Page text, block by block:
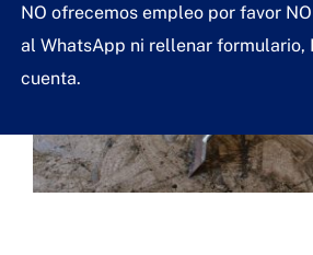
Presupuesto
Contratación personal de obra
NO ofrecemos empleo por favor
al WhatsApp ni rellenar formulario,
cuenta.